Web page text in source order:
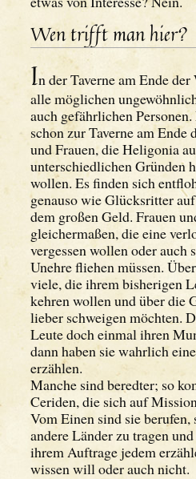
Wen trifft man hier?
In der Taverne am Ende
alle möglichen
auch gefährlichen
schon zur Taverne am Ende
und Frauen, die Heligonia
unterschiedlichen Gründen
wollen. Es finden sich
genauso wie Glücksritter
dem großen Geld. Frauen
gleichermaßen, die eine
vergessen wollen oder auch
Unehre fliehen müssen.
viele, die ihrem bisherigen
kehren wollen und über die
lieber schweigen möchten.
Leute doch einmal ihren
dann haben sie wahrlich
erzählen.
Manche sind beredter; so
Ceriden, die sich auf
Vom Einen sind sie berufen,
andere Länder zu tragen
ihrem Auftrage jedem
wissen will oder auch nicht.